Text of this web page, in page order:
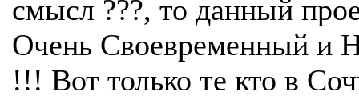
смысл ???, то данный
Очень Своевременный и
!!! Вот только те кто в